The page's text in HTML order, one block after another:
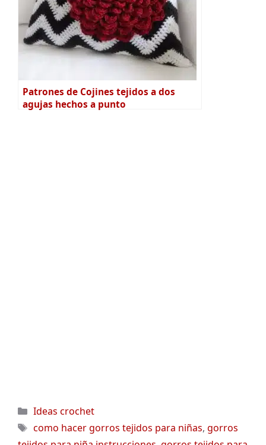
Patrones de Cojines tejidos a dos
agujas hechos a punto
Categorías
Ideas crochet
Etiquetas
como hacer gorros tejidos para niñas, gorros